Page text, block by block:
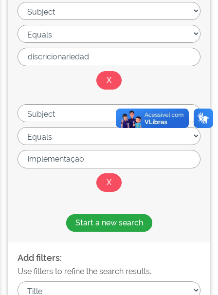
Start a new search
Add filters:
Use filters to refine the search results.